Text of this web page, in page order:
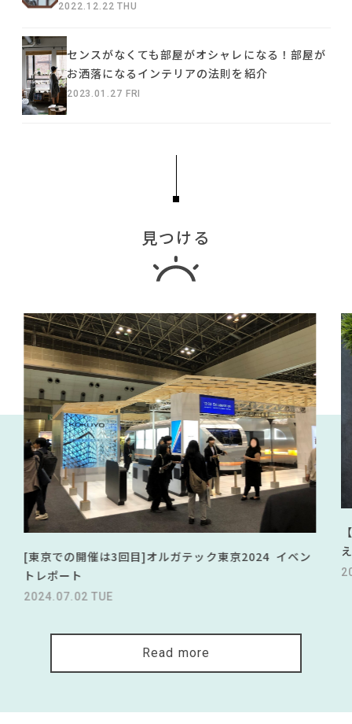
2022.12.22 THU
センスがなくても部屋がオシャレになる！部屋が
お洒落になるインテリアの法則を紹介
2023.01.27 FRI
見つける
[東京での開催は3回目]オルガテック東京2024 イベン
トレポート
2024.07.02 TUE
Read more